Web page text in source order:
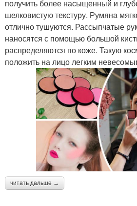
получить более насыщенный и
шелковистую текстуру. Румяна
отлично тушуются. Рассыпчатые
наносятся с помощью большой
распределяются по коже. Такую
положить на лицо легким
читать дальше →